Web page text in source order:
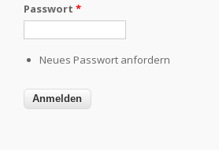
Passwort *
Neues Passwort anfordern